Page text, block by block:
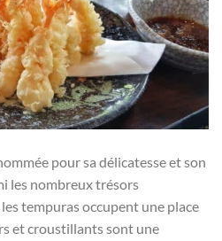
pour sa délicatesse et son
les nombreux trésors
tempuras occupent une place
et croustillants sont une